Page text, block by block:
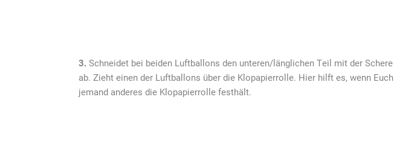
3. Schneidet bei beiden Luftballons den unteren/länglichen Teil mit der Schere
ab. Zieht einen der Luftballons über die Klopapierrolle. Hier hilft es, wenn Euch
jemand anderes die Klopapierrolle festhält.